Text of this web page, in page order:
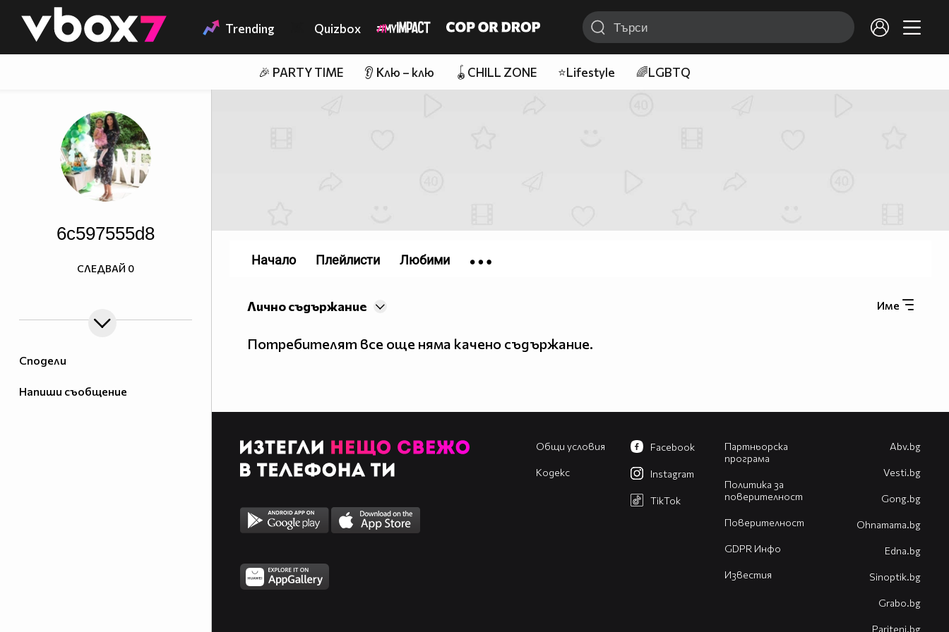
👾 Trending Quizbox
🎉 PARTY TIME 👂 Клю – клю 🪀CHILL ZONE ⭐Lifestyle 🌈LGBTQ
Сподели
Напиши съобщение
6c597555d8
СЛЕДВАЙ 0
Име
Лично съдържание
Потребителят все още няма качено съдържание.
Начало Плейлисти Любими
Общи условия
Кодекс
Партньорска
програма
Политика за
поверителност
Поверителност
GDPR Инфо
Известия
Facebook
Instagram
TikTok
Abv.bg
Vesti.bg
Gong.bg
Оhnamama.bg
Edna.bg
Sinoptik.bg
Grabo.bg
Pariteni.bg